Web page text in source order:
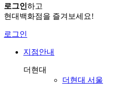
로그인하고
현대백화점을 즐겨보세요!
로그인
지점안내
더현대
더현대 서울